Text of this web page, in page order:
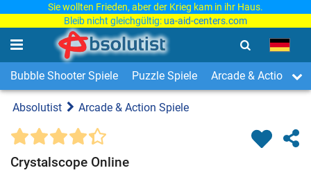
Sie wollten Frieden, aber der Krieg kam in ihr Haus.
Bleib nicht gleichgültig: ua-aid-centers.com
Bubble Shooter Spiele Puzzle Spiele Arcade & Action
Absolutist Arcade & Action Spiele
Crystalscope Online